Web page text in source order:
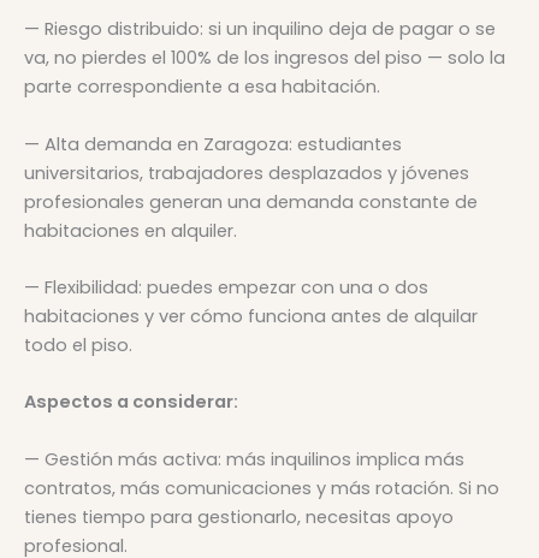
— Riesgo distribuido: si un inquilino deja de pagar o se
va, no pierdes el 100% de los ingresos del piso — solo la
parte correspondiente a esa habitación.
— Alta demanda en Zaragoza: estudiantes
universitarios, trabajadores desplazados y jóvenes
profesionales generan una demanda constante de
habitaciones en alquiler.
— Flexibilidad: puedes empezar con una o dos
habitaciones y ver cómo funciona antes de alquilar
todo el piso.
Aspectos a considerar:
— Gestión más activa: más inquilinos implica más
contratos, más comunicaciones y más rotación. Si no
tienes tiempo para gestionarlo, necesitas apoyo
profesional.